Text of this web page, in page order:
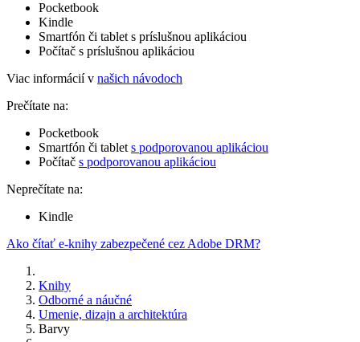
Pocketbook
Kindle
Smartfón či tablet s príslušnou aplikáciou
Počítač s príslušnou aplikáciou
Viac informácií v našich návodoch
Prečítate na:
Pocketbook
Smartfón či tablet s podporovanou aplikáciou
Počítač s podporovanou aplikáciou
Neprečítate na:
Kindle
Ako čítať e-knihy zabezpečené cez Adobe DRM?
Knihy
Odborné a náučné
Umenie, dizajn a architektúra
Barvy